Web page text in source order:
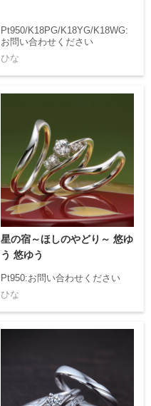
Pt950/K18PG/K18YG/K18WG:
お問い合わせください
ひな
星の宿～ほしのやどり～ 悠ゆ
う 悠ゆう
Pt950:お問い合わせください
ひな